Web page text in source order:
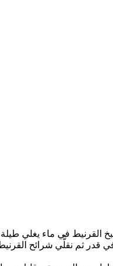
القرنيط في ماء يغلي
ثم نقلًّي شرائح القرنيط و